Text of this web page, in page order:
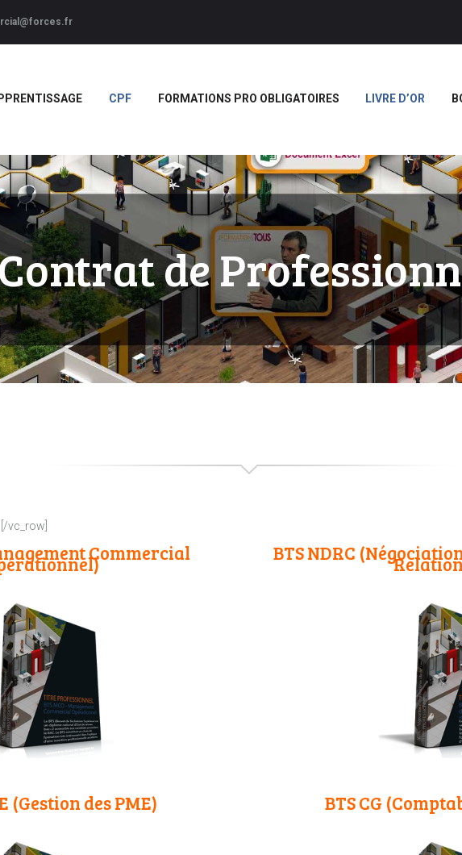
CPF FORMATIONS PRO OBLIGATOIRES LIVRE D’OR
Contrat de
Forces
APPRENTISSAGE
FORMATIONS PRO
LIVRE D’OR
BOUTIQUE
MARQUE BLANCHE
vc_row]
Commercial BTS NDRC
(Gestion des PME) BTS CG